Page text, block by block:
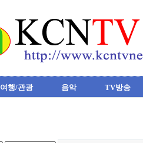
여행/관광 음악 TV방송